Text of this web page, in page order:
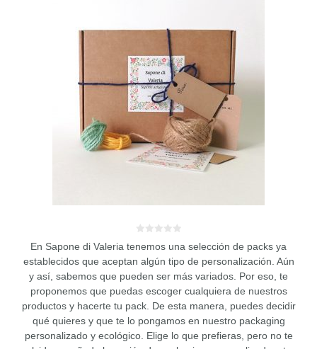
d
5
En Sapone di Valeria tenemos una selección de packs ya
establecidos que aceptan algún tipo de personalización. Aún
y así, sabemos que pueden ser más variados. Por eso, te
proponemos que puedas escoger cualquiera de nuestros
productos y hacerte tu pack. De esta manera, puedes decidir
qué quieres y que te lo pongamos en nuestro packaging
personalizado y ecológico. Elige lo que prefieras, pero no te